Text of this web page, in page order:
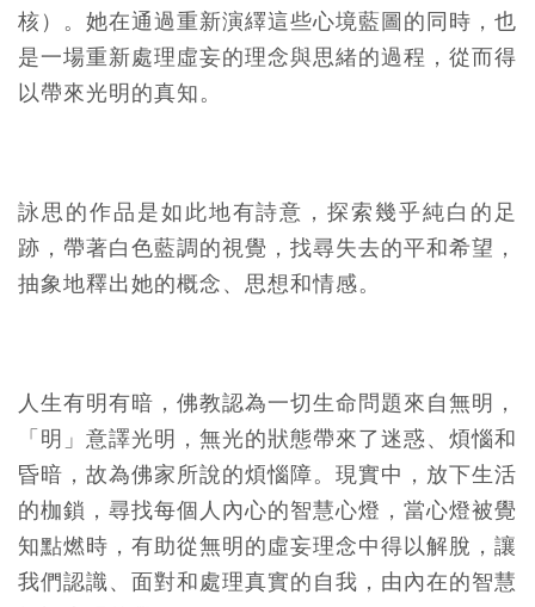
核）。她在通過重新演繹這些心境藍圖的同時，也
是一場重新處理虛妄的理念與思緒的過程，從而得
以帶來光明的真知。
詠思的作品是如此地有詩意，探索幾乎純白的足
跡，帶著白色藍調的視覺，找尋失去的平和希望，
抽象地釋出她的概念、思想和情感。
人生有明有暗，佛教認為一切生命問題來自無明，
「明」意譯光明，無光的狀態帶來了迷惑、煩惱和
昏暗，故為佛家所說的煩惱障。現實中，放下生活
的枷鎖，尋找每個人內心的智慧心燈，當心燈被覺
知點燃時，有助從無明的虛妄理念中得以解脫，讓
我們認識、面對和處理真實的自我，由內在的智慧